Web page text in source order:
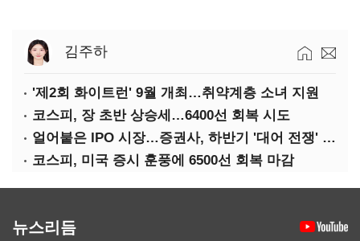
김주하
'제2회 화이트런' 9월 개최…취약계층 소녀 지원
코스피, 장 초반 상승세…6400선 회복 시도
얼어붙은 IPO 시장…증권사, 하반기 '대어 전쟁' 기대
코스피, 미국 증시 훈풍에 6500선 회복 마감
뉴스리듬